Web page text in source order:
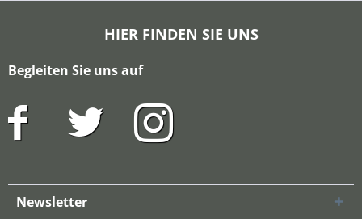
HIER FINDEN SIE UNS
Begleiten Sie uns auf
Newsletter